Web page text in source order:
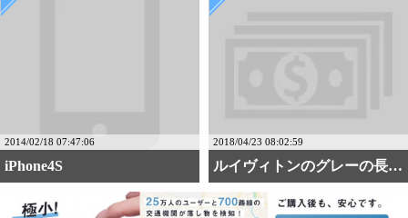
2014/02/18 07:47:06
iPhone4S
2018/04/23 08:02:59
ルイヴィトンのグレーの長財布